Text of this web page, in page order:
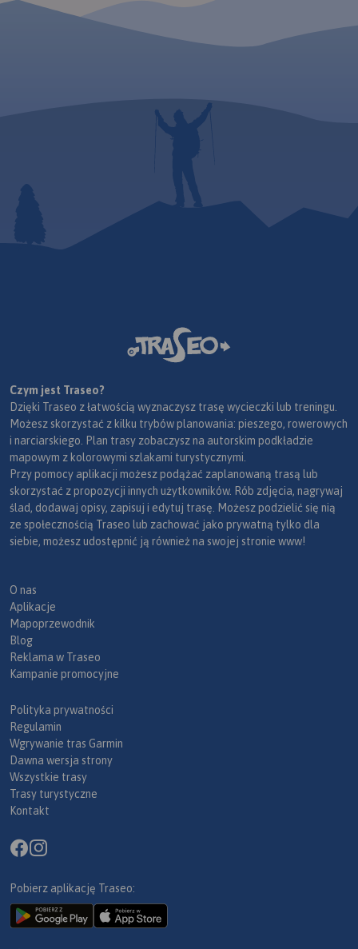
Czym jest Traseo?
Dzięki Traseo z łatwością wyznaczysz trasę wycieczki lub treningu.
Możesz skorzystać z kilku trybów planowania: pieszego, rowerowych
i narciarskiego. Plan trasy zobaczysz na autorskim podkładzie
mapowym z kolorowymi szlakami turystycznymi.
Przy pomocy aplikacji możesz podążać zaplanowaną trasą lub
skorzystać z propozycji innych użytkowników. Rób zdjęcia, nagrywaj
ślad, dodawaj opisy, zapisuj i edytuj trasę. Możesz podzielić się nią
ze społecznością Traseo lub zachować jako prywatną tylko dla
siebie, możesz udostępnić ją również na swojej stronie www!
O nas
Aplikacje
Mapoprzewodnik
Blog
Reklama w Traseo
Kampanie promocyjne
Polityka prywatności
Regulamin
Wgrywanie tras Garmin
Dawna wersja strony
Wszystkie trasy
Trasy turystyczne
Kontakt
Pobierz aplikację Traseo: